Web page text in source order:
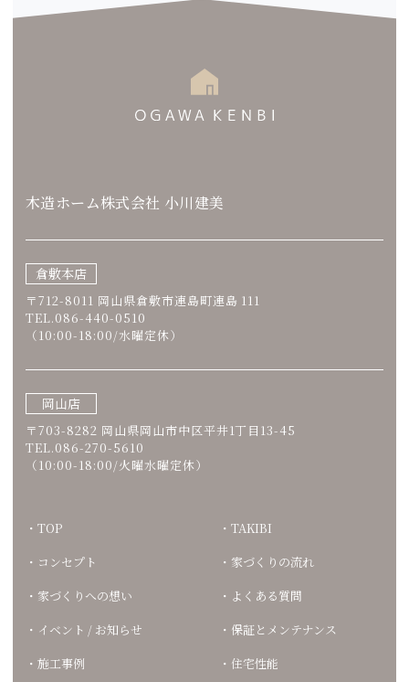
木造ホーム株式会社 小川建美
倉敷本店
〒712-8011 岡山県倉敷市連島町連島 111
TEL.086-440-0510
（10:00-18:00/水曜定休）
岡山店
〒703-8282 岡山県岡山市中区平井1丁目13-45
TEL.086-270-5610
（10:00-18:00/火曜水曜定休）
TOP
コンセプト
家づくりへの想い
イベント / お知らせ
施工事例
TAKIBI
家づくりの流れ
よくある質問
保証とメンテナンス
住宅性能